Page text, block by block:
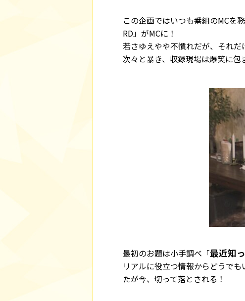
この企画ではいつも番組のMCを
RD」がMCに！
若さゆえやや不慣れだが、それだ
次々と暴き、収録現場は爆笑に包
最初のお題は小手調べ「最近知
リアルに役立つ情報からどうで
たが今、切って落とされる！